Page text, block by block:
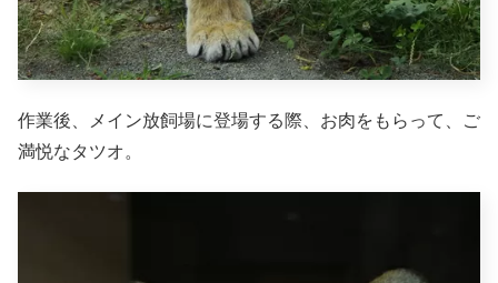
作業後、メイン放飼場に登場する際、お肉をもらって、ご
満悦なタツオ。